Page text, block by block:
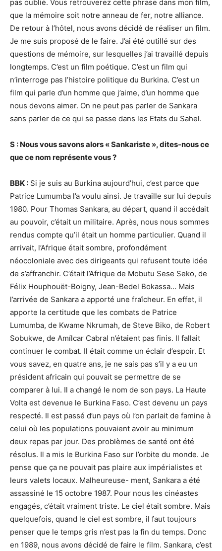
pas oublié. Vous retrouverez cette phrase dans mon film,
que la mémoire soit notre anneau de fer, notre alliance.
De retour à l’hôtel, nous avons décidé de réaliser un film.
Je me suis proposé de le faire. J’ai été outillé sur des
questions de mémoire, sur lesquelles j’ai travaillé depuis
longtemps. C’est un film poétique. C’est un film qui
n’interroge pas l’histoire politique du Burkina. C’est un
film qui parle d’un homme que j’aime, d’un homme que
nous devons aimer. On ne peut pas parler de Sankara
sans parler de ce qui se passe dans les Etats du Sahel.
S : Nous vous savons alors « Sankariste », dites-nous ce
que ce nom représente vous ?
BBK : Si je suis au Burkina aujourd’hui, c’est parce que
Patrice Lumumba l’a voulu ainsi. Je travaille sur lui depuis
1980. Pour Thomas Sankara, au départ, quand il accédait
au pouvoir, c’était un militaire. Après, nous nous sommes
rendus compte qu’il était un homme particulier. Quand il
arrivait, l’Afrique était sombre, profondément
néocoloniale avec des dirigeants qui refusent toute idée
de s’affranchir. C’était l’Afrique de Mobutu Sese Seko, de
Félix Houphouët-Boigny, Jean-Bedel Bokassa… Mais
l’arrivée de Sankara a apporté une fraîcheur. En effet, il
apporte la certitude que les combats de Patrice
Lumumba, de Kwame Nkrumah, de Steve Biko, de Robert
Sobukwe, de Amílcar Cabral n’étaient pas finis. Il fallait
continuer le combat. Il était comme un éclair d’espoir. Et
vous savez, en quatre ans, je ne sais pas s’il y a eu un
président africain qui pouvait se permettre de se
comparer à lui. Il a changé le nom de son pays. La Haute
Volta est devenue le Burkina Faso. C’est devenu un pays
respecté. Il est passé d’un pays où l’on parlait de famine à
celui où les populations pouvaient avoir au minimum
deux repas par jour. Des problèmes de santé ont été
résolus. Il a mis le Burkina Faso sur l’orbite du monde. Je
pense que ça ne pouvait pas plaire aux impérialistes et
leurs valets locaux. Malheureuse- ment, Sankara a été
assassiné le 15 octobre 1987. Pour nous les cinéastes
engagés, c’était vraiment triste. Le ciel était sombre. Mais
quelquefois, quand le ciel est sombre, il faut toujours
penser que le temps gris n’est pas la fin du temps. Donc
en 1989, nous avons décidé de faire le film. Sankara, c’est